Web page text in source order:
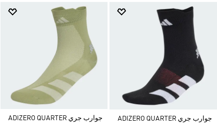
جوارب جري ADIZERO QUARTER
جوارب جري ADIZERO QUARTER